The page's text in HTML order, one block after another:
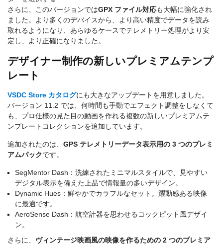
さらに、このバージョンではGPX ファイル対応も大幅に強化され
ました。より多くのデバイスから、より高い精度でデータを読み
取れるようになり、あらゆるケースでテレメトリー処理がより安
定し、より正確になりました。
デザイナー制作の新しいプレミアムテンプ
レート
VSDC Store カタログにも大きなアップデートを用意しました。
バージョン 11.2 では、何時間も手動でエフェクト調整をしなくて
も、プロ仕様の見た目の動画を作れる複数の新しいプレミアムテ
ンプレートコレクションを追加しています。
追加されたのは、 GPS テレメトリーデータ表示用の 3 つのプレミ
アムパックです。
SegMentor Dash：洗練されたミニマルスタイルで、見やすい
デジタル表示を備えた上品で情報量の多いデザイン。
Dynamic Hues：鮮やかでカラフルなセット。躍動感ある映像
に最適です。
AeroSense Dash：航空計器を思わせるコックピット風デザイ
ン。
さらに、 ヴィンテージ映画風の映像を作るための 2 つのプレミア